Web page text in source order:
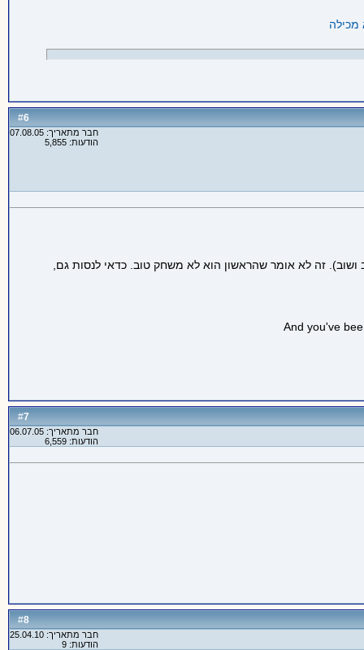
#
6
חבר מתאריך: 07.08.05
הודעות: 5,855
זה לא אומר שהראשון הוא לא משחק טוב. כדאי לנסות גם,
And you've
#
7
חבר מתאריך: 06.07.05
הודעות: 6,559
#
8
חבר מתאריך: 25.04.10
הודעות: 9